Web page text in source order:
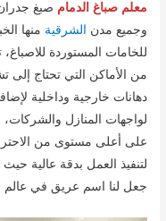
معلم صباغ الدمام صبغ
وجميع مدن الشرقية منها
للخامات المستوردة
من الأماكن التي تحتاج إلى
دهانات خارجية وداخلية
لواجهات المنازل والشركات،
على أعلى مستوى من
لتنفيذ العمل بدقة عالية
جعل لنا اسم عريق في عالم